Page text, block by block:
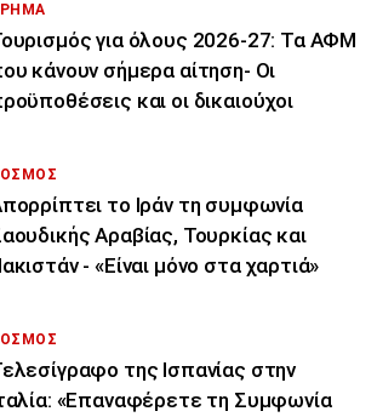
για όλους 2026-27: Τα ΑΦΜ
κάνουν σήμερα αίτηση- Οι
και οι δικαιούχοι
το Ιράν τη συμφωνία
Αραβίας, Τουρκίας και
- «Είναι μόνο στα χαρτιά»
της Ισπανίας στην
«Επαναφέρετε τη Συμφωνία